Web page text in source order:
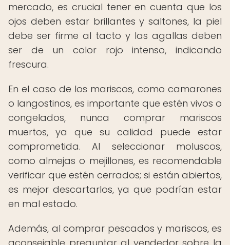
mercado, es crucial tener en cuenta que los
ojos deben estar brillantes y saltones, la piel
debe ser firme al tacto y las agallas deben
ser de un color rojo intenso, indicando
frescura.
En el caso de los mariscos, como camarones
o langostinos, es importante que estén vivos o
congelados, nunca comprar mariscos
muertos, ya que su calidad puede estar
comprometida. Al seleccionar moluscos,
como almejas o mejillones, es recomendable
verificar que estén cerrados; si están abiertos,
es mejor descartarlos, ya que podrían estar
en mal estado.
Además, al comprar pescados y mariscos, es